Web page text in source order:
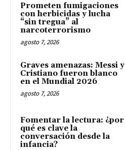
Prometen fumigaciones
con herbicidas y lucha
“sin tregua” al
narcoterrorismo
agosto 7, 2026
Graves amenazas: Messi y
Cristiano fueron blanco
en el Mundial 2026
agosto 7, 2026
Fomentar la lectura: ¿por
qué es clave la
conversación desde la
infancia?